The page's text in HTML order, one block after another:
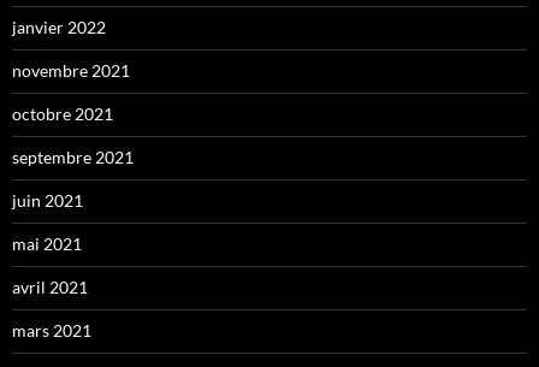
janvier 2022
novembre 2021
octobre 2021
septembre 2021
juin 2021
mai 2021
avril 2021
mars 2021